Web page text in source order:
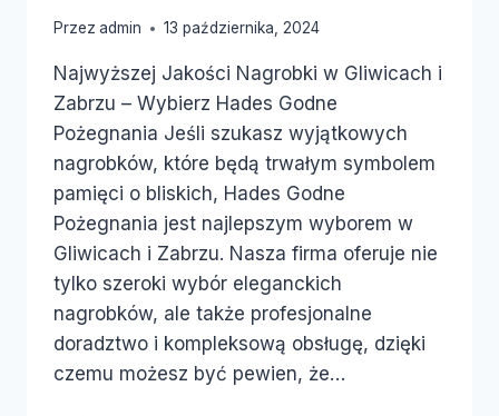
Przez admin 13 października, 2024
Najwyższej Jakości Nagrobki w Gliwicach i
Zabrzu – Wybierz Hades Godne
Pożegnania Jeśli szukasz wyjątkowych
nagrobków, które będą trwałym symbolem
pamięci o bliskich, Hades Godne
Pożegnania jest najlepszym wyborem w
Gliwicach i Zabrzu. Nasza firma oferuje nie
tylko szeroki wybór eleganckich
nagrobków, ale także profesjonalne
doradztwo i kompleksową obsługę, dzięki
czemu możesz być pewien, że…